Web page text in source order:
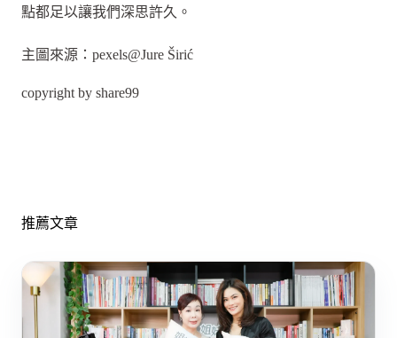
點都足以讓我們深思許久。
主圖來源：pexels@Jure Širić
copyright by share99
推薦文章